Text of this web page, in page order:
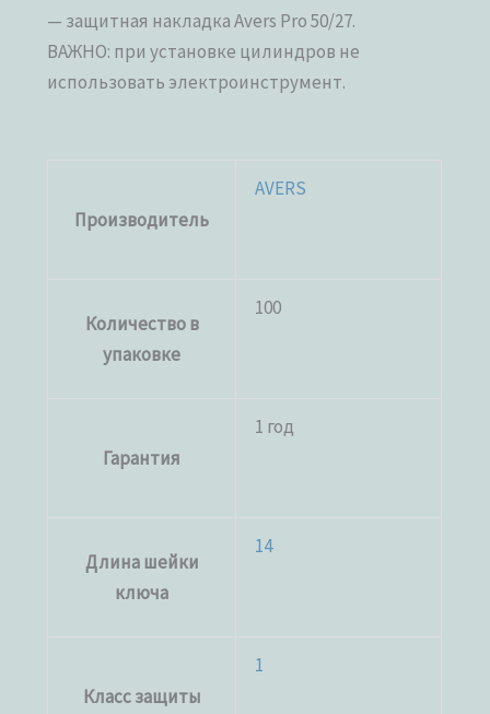
— защитная накладка Avers Pro 50/27.
ВАЖНО: при установке цилиндров не
использовать электроинструмент.
Производитель
AVERS
Количество в
упаковке
100
Гарантия
1 год
Длина шейки
ключа
14
Класс защиты
1